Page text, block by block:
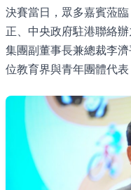
決賽當日，眾多嘉賓蒞
正、中央政府駐港聯絡
集團副董事長兼總裁李
位教育界與青年團體代表